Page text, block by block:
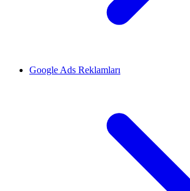
Google Ads Reklamları